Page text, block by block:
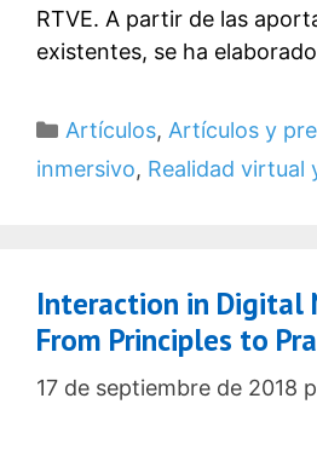
RTVE. A partir de las
existentes, se ha
Categorías
Artículos, Artículos y
inmersivo, Realidad virtual
Interaction in Digital
From Principles to
17 de septiembre de 2018